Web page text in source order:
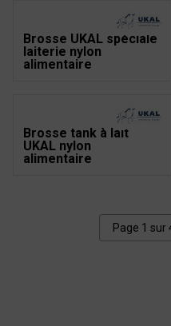
Brosse UKAL spéciale
laiterie nylon
alimentaire
Brosse tank à lait
UKAL nylon
alimentaire